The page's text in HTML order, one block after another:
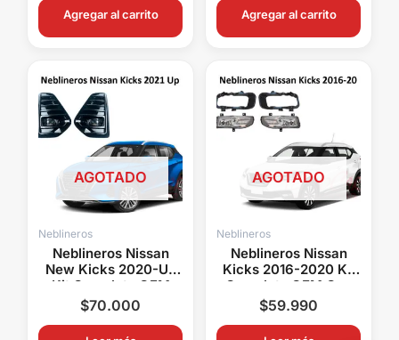
Agregar al carrito Agregar al carrito
AGOTADO
Neblineros
Neblineros Nissan
New Kicks 2020-Up
Kit Completo OEM
Con Switch y Relay
$70.000
AGOTADO
Neblineros
Neblineros Nissan
Kicks 2016-2020 Kit
Completo OEM Con
Switch y Relay
$59.990